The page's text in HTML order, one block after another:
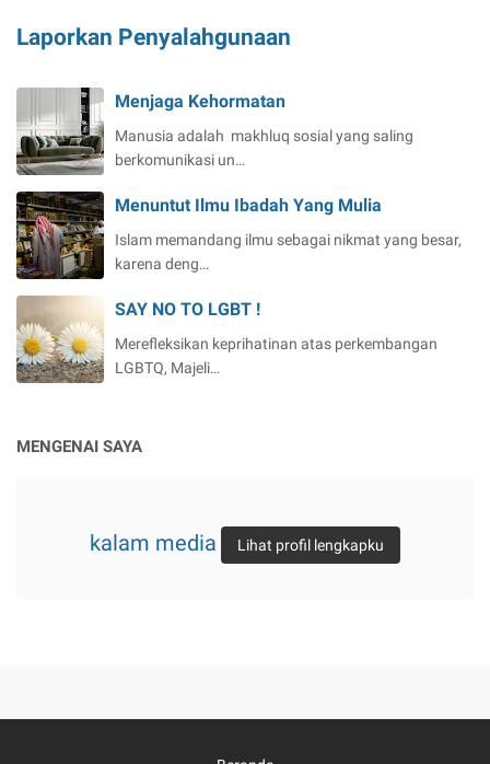
Laporkan Penyalahgunaan
Menjaga Kehormatan
Manusia adalah makhluq sosial yang saling
berkomunikasi un…
Menuntut Ilmu Ibadah Yang Mulia
Islam memandang ilmu sebagai nikmat yang besar,
karena deng…
SAY NO TO LGBT !
Merefleksikan keprihatinan atas perkembangan
LGBTQ, Majeli…
MENGENAI SAYA
kalam media Lihat profil lengkapku